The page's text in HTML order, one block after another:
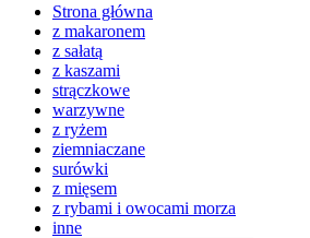
Strona główna
z makaronem
z sałatą
z kaszami
strączkowe
warzywne
z ryżem
ziemniaczane
surówki
z mięsem
z rybami i owocami morza
inne